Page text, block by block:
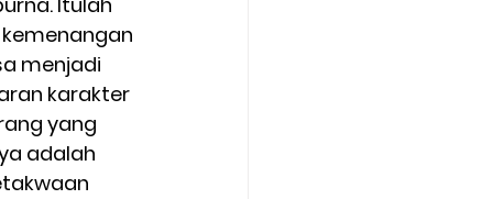
menjadi
karakter
yang
adalah